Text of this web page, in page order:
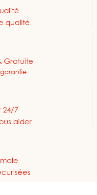
qualité
Gratuite
24/7
aider